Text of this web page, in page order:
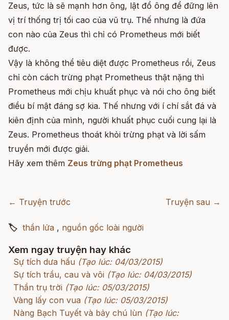
Zeus, tức là sẽ mạnh hơn ông, lật đổ ông để đững lên
vị trí thống trị tối cao của vũ trụ. Thế nhưng là đứa
con nào của Zeus thì chỉ có Prometheus mới biết
được.
Vậy là không thể tiêu diệt được Prometheus rồi, Zeus
chỉ còn cách trừng phạt Prometheus thật nặng thì
Prometheus mới chịu khuất phục và nói cho ông biết
điều bí mật đáng sợ kia. Thế nhưng với í chí sắt đá và
kiên định của mình, người khuất phục cuối cung lại là
Zeus. Prometheus thoát khỏi trừng phạt và lời sấm
truyền mới được giải.
Hãy xem thêm Zeus trừng phạt Prometheus
← Truyện trước Truyện sau →
🏷 thần lửa , nguồn gốc loài người
Xem ngay truyện hay khác
Sự tích dưa hấu (Tạo lúc: 04/03/2015)
Sự tích trầu, cau và vôi (Tạo lúc: 04/03/2015)
Thần trụ trời (Tạo lúc: 05/03/2015)
Vàng lấy con vua (Tạo lúc: 05/03/2015)
Nàng Bạch Tuyết và bảy chú lùn (Tạo lúc: